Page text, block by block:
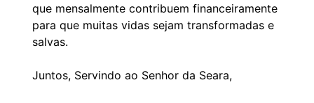
que mensalmente contribuem financeiramente
para que muitas vidas sejam transformadas e
salvas.
Juntos, Servindo ao Senhor da Seara,